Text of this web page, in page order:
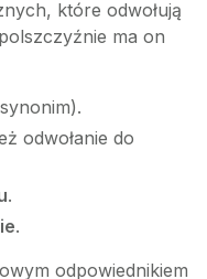
które odwołują
ma on
odwołanie do
.
.
odpowiednikiem